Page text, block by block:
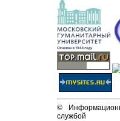
©
службой